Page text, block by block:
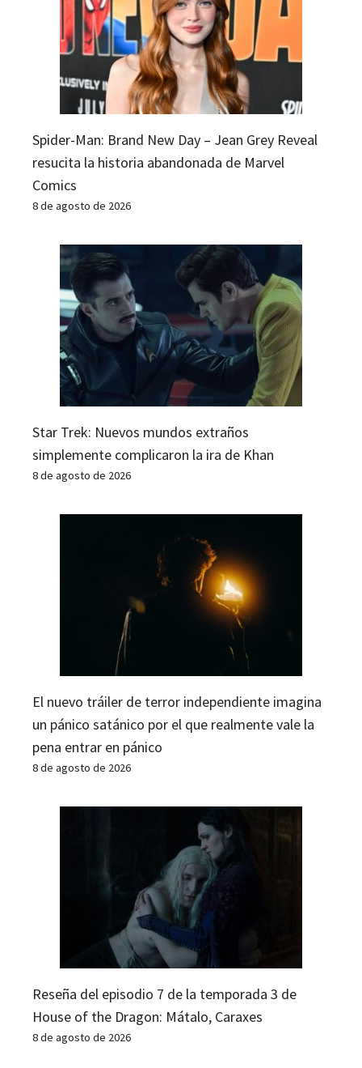
Spider-Man: Brand New Day – Jean Grey Reveal
resucita la historia abandonada de Marvel
Comics
8 de agosto de 2026
Star Trek: Nuevos mundos extraños
simplemente complicaron la ira de Khan
8 de agosto de 2026
El nuevo tráiler de terror independiente imagina
un pánico satánico por el que realmente vale la
pena entrar en pánico
8 de agosto de 2026
Reseña del episodio 7 de la temporada 3 de
House of the Dragon: Mátalo, Caraxes
8 de agosto de 2026